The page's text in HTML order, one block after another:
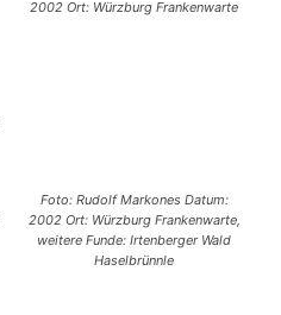
2002 Ort: Würzburg Frankenwarte
Foto: Rudolf Markones Datum:
2002 Ort: Würzburg Frankenwarte,
weitere Funde: Irtenberger Wald
Haselbrünnle